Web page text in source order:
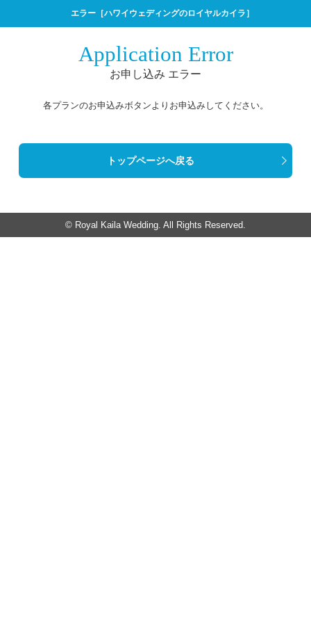
エラー［ハワイウェディングのロイヤルカイラ］
Application Error
お申し込み エラー
各プランのお申込みボタンよりお申込みしてください。
トップページへ戻る
© Royal Kaila Wedding. All Rights Reserved.